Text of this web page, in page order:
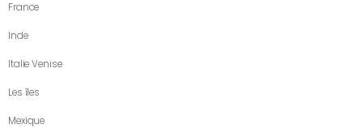
France
Inde
Italie Venise
Les îles
Mexique